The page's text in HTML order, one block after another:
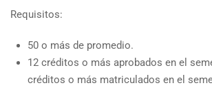
Requisitos:
50 o más de promedio.
12 créditos o más aprobados en el
créditos o más matriculados en el